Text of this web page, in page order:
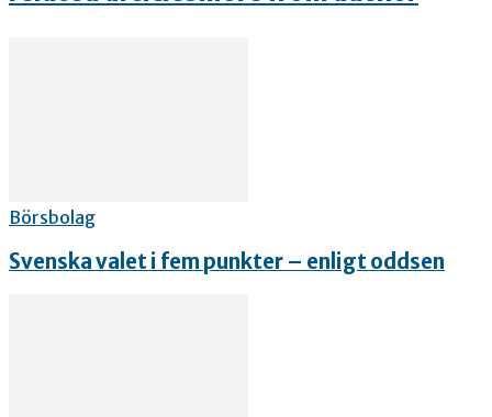
Börsbolag
Svenska valet i fem punkter – enligt oddsen